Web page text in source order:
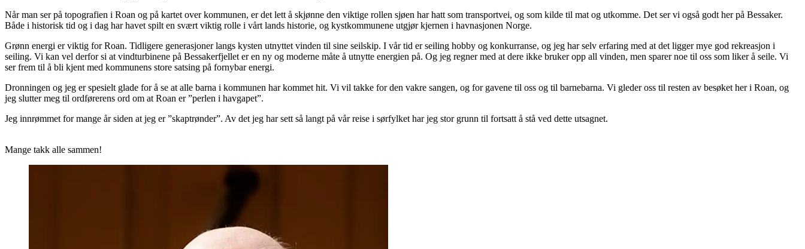
Når man ser på topografien i Roan og på kartet over kommunen, er det lett å skjønne den viktige rollen sjøen har hatt som transportvei, og som kilde til mat og utkomme. Det ser vi også godt her på Bessaker.
Både i historisk tid og i dag har havet spilt en svært viktig rolle i vårt lands historie, og kystkommunene utgjør kjernen i havnasjonen Norge.
Grønn energi er viktig for Roan. Tidligere generasjoner langs kysten utnyttet vinden til sine seilskip. I vår tid er seiling hobby og konkurranse, og jeg har selv erfaring med at det ligger mye god rekreasjon i
seiling. Vi kan vel derfor si at vindturbinene på Bessakerfjellet er en ny og moderne måte å utnytte energien på. Og jeg regner med at dere ikke bruker opp all vinden, men sparer noe til oss som liker å seile. Vi
ser frem til å bli kjent med kommunens store satsing på fornybar energi.
Dronningen og jeg er spesielt glade for å se at alle barna i kommunen har kommet hit. Vi vil takke for den vakre sangen, og for gavene til oss og til barnebarna. Vi gleder oss til resten av besøket her i Roan, og
jeg slutter meg til ordførerens ord om at Roan er ”perlen i havgapet”.
Jeg innrømmet for mange år siden at jeg er ”skaptrønder”. Av det jeg har sett så langt på vår reise i sørfylket har jeg stor grunn til fortsatt å stå ved dette utsagnet.
Mange takk alle sammen!